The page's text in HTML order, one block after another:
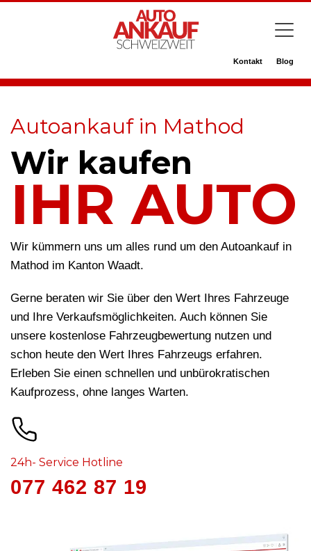
Kontakt Blog
Autoankauf in Mathod
Wir kaufen
IHR AUTO
Wir kümmern uns um alles rund um den Autoankauf in
Mathod im Kanton Waadt.
Gerne beraten wir Sie über den Wert Ihres Fahrzeuge
und Ihre Verkaufsmöglichkeiten. Auch können Sie
unsere kostenlose Fahrzeugbewertung nutzen und
schon heute den Wert Ihres Fahrzeugs erfahren.
Erleben Sie einen schnellen und unbürokratischen
Kaufprozess, ohne langes Warten.
24h- Service Hotline
077 462 87 19